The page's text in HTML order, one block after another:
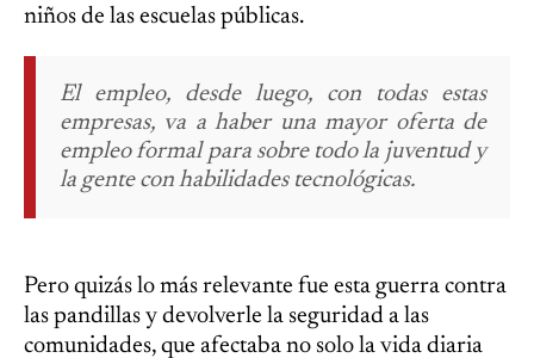
niños de las escuelas públicas.
El empleo, desde luego, con todas estas
empresas, va a haber una mayor oferta de
empleo formal para sobre todo la juventud y
la gente con habilidades tecnológicas.
Pero quizás lo más relevante fue esta guerra contra
las pandillas y devolverle la seguridad a las
comunidades, que afectaba no solo la vida diaria